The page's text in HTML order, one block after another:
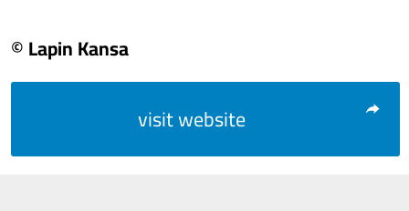
© Lapin Kansa
visit website